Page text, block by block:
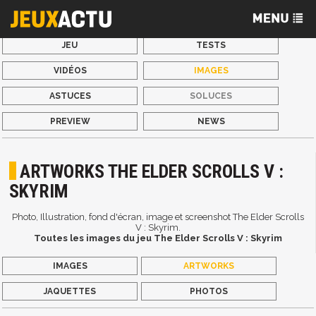
JEU TESTS
VIDÉOS IMAGES
ASTUCES SOLUCES
PREVIEW NEWS
ARTWORKS THE ELDER SCROLLS V :
SKYRIM
Photo, Illustration, fond d'écran, image et screenshot The Elder Scrolls
V : Skyrim.
Toutes les images du jeu The Elder Scrolls V : Skyrim
IMAGES ARTWORKS
JAQUETTES PHOTOS